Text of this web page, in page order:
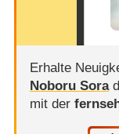
Erhalte
Noboru Sora
mit der